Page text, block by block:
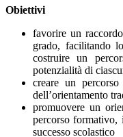
Obiettivi
favorire un
grado, facilitando
costruire un
potenzialità di
creare un
dell’orientamento
promuovere un
percorso
successo scolastico